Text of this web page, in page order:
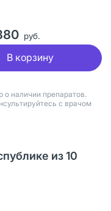
руб.
В корзину
о наличии препаратов.
с врачом
из 10